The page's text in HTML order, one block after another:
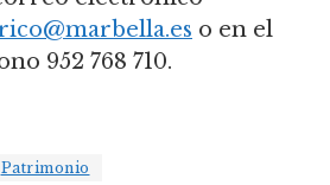
o en el
952 768 710.
Patrimonio